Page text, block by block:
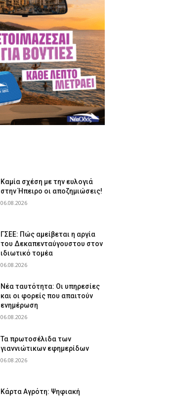
Καμία σχέση με την ευλογιά
στην Ήπειρο οι αποζημιώσεις!
06.08.2026
ΓΣΕΕ: Πώς αμείβεται η αργία
του Δεκαπενταύγουστου στον
ιδιωτικό τομέα
06.08.2026
Νέα ταυτότητα: Οι υπηρεσίες
και οι φορείς που απαιτούν
ενημέρωση
06.08.2026
Τα πρωτοσέλιδα των
γιαννιώτικων εφημερίδων
06.08.2026
Κάρτα Αγρότη: Ψηφιακή